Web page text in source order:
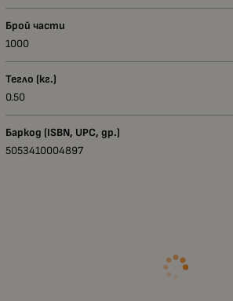
Брой части
1000
Тегло (кг.)
0.50
Баркод (ISBN, UPC, др.)
5053410004897